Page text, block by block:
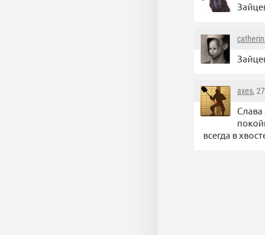
axes,
всегда в